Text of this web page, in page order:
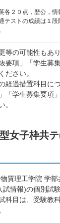
各２０点，歴公，情
テストの成績は１段
等の可能性もあ
要項」「学生募
ださい。
経過措置科目に
「学生募集要項
。
女子枠共
質理工学院 学
試情報)の個別試
科目は、受験